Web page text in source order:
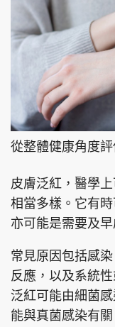
從整體健康角度
皮膚泛紅，醫學
相當多樣。它有
亦可能是需要及
常見原因包括感
反應，以及系統
泛紅可能由細菌
能與真菌感染有